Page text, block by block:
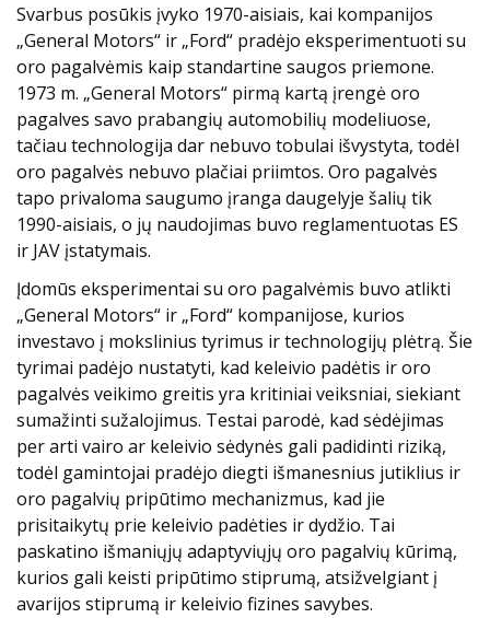
Svarbus posūkis įvyko 1970-aisiais, kai kompanijos
„General Motors“ ir „Ford“ pradėjo eksperimentuoti su
oro pagalvėmis kaip standartine saugos priemone.
1973 m. „General Motors“ pirmą kartą įrengė oro
pagalves savo prabangių automobilių modeliuose,
tačiau technologija dar nebuvo tobulai išvystyta, todėl
oro pagalvės nebuvo plačiai priimtos. Oro pagalvės
tapo privaloma saugumo įranga daugelyje šalių tik
1990-aisiais, o jų naudojimas buvo reglamentuotas ES
ir JAV įstatymais.
Įdomūs eksperimentai su oro pagalvėmis buvo atlikti
„General Motors“ ir „Ford“ kompanijose, kurios
investavo į mokslinius tyrimus ir technologijų plėtrą. Šie
tyrimai padėjo nustatyti, kad keleivio padėtis ir oro
pagalvės veikimo greitis yra kritiniai veiksniai, siekiant
sumažinti sužalojimus. Testai parodė, kad sėdėjimas
per arti vairo ar keleivio sėdynės gali padidinti riziką,
todėl gamintojai pradėjo diegti išmanesnius jutiklius ir
oro pagalvių pripūtimo mechanizmus, kad jie
prisitaikytų prie keleivio padėties ir dydžio. Tai
paskatino išmaniųjų adaptyviųjų oro pagalvių kūrimą,
kurios gali keisti pripūtimo stiprumą, atsižvelgiant į
avarijos stiprumą ir keleivio fizines savybes.